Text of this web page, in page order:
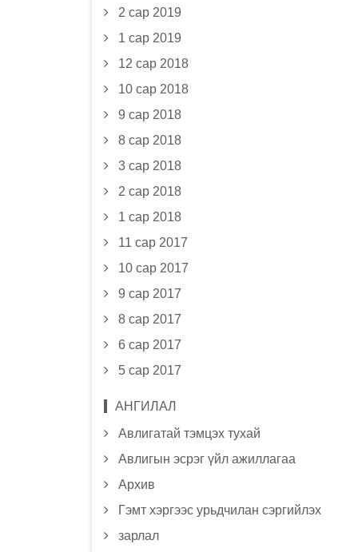
2 сар 2019
1 сар 2019
12 сар 2018
10 сар 2018
9 сар 2018
8 сар 2018
3 сар 2018
2 сар 2018
1 сар 2018
11 сар 2017
10 сар 2017
9 сар 2017
8 сар 2017
6 сар 2017
5 сар 2017
АНГИЛАЛ
Авлигатай тэмцэх тухай
Авлигын эсрэг үйл ажиллагаа
Архив
Гэмт хэргээс урьдчилан сэргийлэх
зарлал